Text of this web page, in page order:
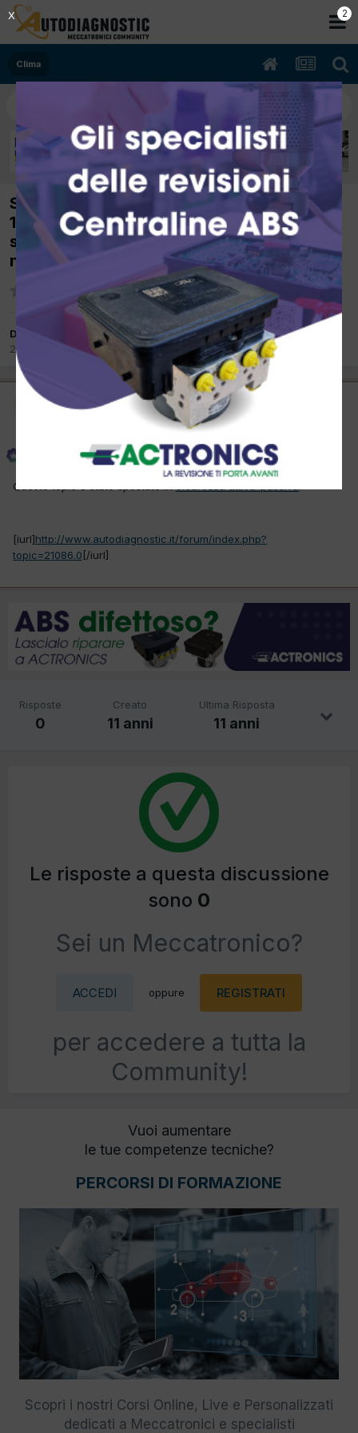
Clima
SPOSTATO: [mercedes clk 200 k 11/2002
1800cc 271940 120Kw Benzina] si accende
sporadicamente la spia dell'ASR e nn mi da
nessun errore in centralina
Da Phoenix
23 Giugno 2015 inClima
Amministratore
Inviato23 Giugno 2015
Questo topic è stato spostato in
[iurl]http://www.autodiagnostic.it/forum/index.php?
topic=21086.0 [/iurl]
Risposte
0
Creato
11 anni
Ultima Risposta
11 anni
Le risposte a questa discussione
sono 0
Sei un Meccatronico?
ACCEDI oppure REGISTRATI
per accedere a tutta la
Community!
Vuoi aumentare
le tue competenze tecniche?
PERCORSI DI FORMAZIONE
Scopri i nostri Corsi Online, Live e Personalizzati
dedicati a Meccatronici e specialisti
2
X